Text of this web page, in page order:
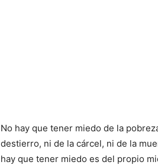
No hay que tener miedo de la
destierro, ni de la cárcel, ni de la
hay que tener miedo es del propio